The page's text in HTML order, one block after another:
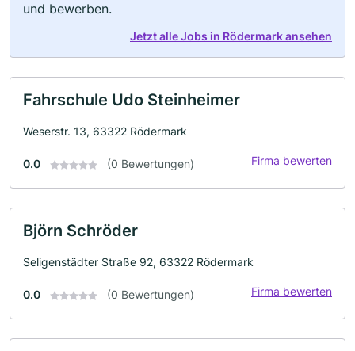
und bewerben.
Jetzt alle Jobs in Rödermark ansehen
Fahrschule Udo Steinheimer
Weserstr. 13, 63322 Rödermark
0.0 (0 Bewertungen) Firma bewerten
Björn Schröder
Seligenstädter Straße 92, 63322 Rödermark
0.0 (0 Bewertungen) Firma bewerten